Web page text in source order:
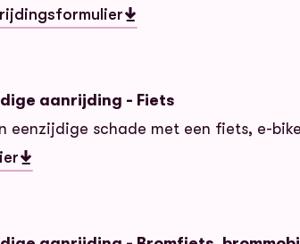
aanrijding - Fiets
eenzijdige schade met een fiets, e-
aanrijding - Fiets